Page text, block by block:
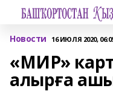
Новости 16 ИЮЛЯ 2020,
«МИР»
алырға